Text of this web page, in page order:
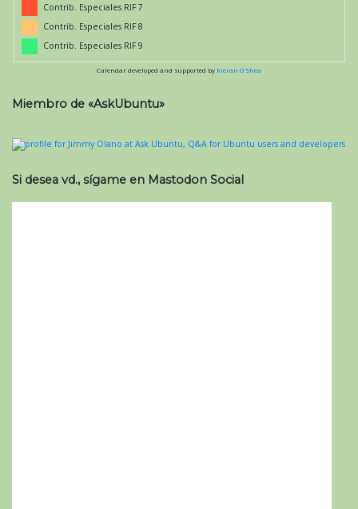
Contrib. Especiales RIF 7
Contrib. Especiales RIF 8
Contrib. Especiales RIF 9
Calendar developed and supported by Kieran O'Shea
Miembro de «AskUbuntu»
Si desea vd., sígame en Mastodon Social